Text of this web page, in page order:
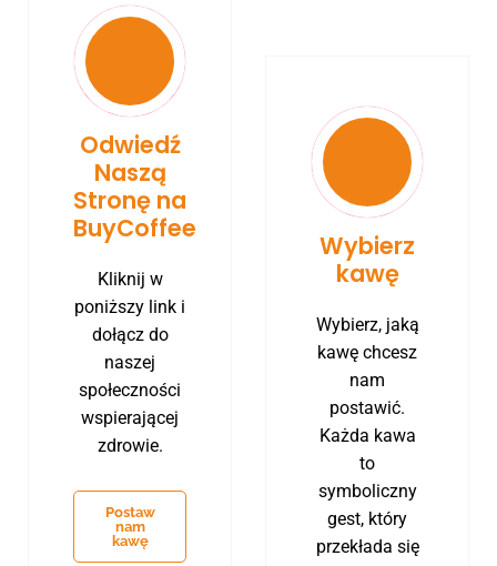
Odwiedź
Naszą
Stronę na
BuyCoffee
Kliknij w
poniższy link i
dołącz do
naszej
społeczności
wspierającej
zdrowie.
Postaw
nam
kawę
Wybierz
kawę
Wybierz, jaką
kawę chcesz
nam
postawić.
Każda kawa
to
symboliczny
gest, który
przekłada się